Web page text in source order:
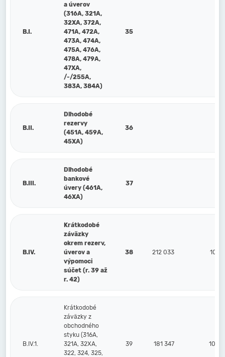
B.I.
a úverov
(316A, 321A,
32XA, 372A,
471A, 472A,
473A, 474A,
475A, 476A,
478A, 479A,
47XA,
/-/255A,
383A, 384A)
35
B.II.
Dlhodobé
rezervy
(451A, 459A,
45XA)
36
B.III.
Dlhodobé
bankové
úvery (461A,
46XA)
37
B.IV.
Krátkodobé
záväzky
okrem rezerv,
úverov a
výpomoci
súčet (r. 39 až
r. 42)
38 212 033 105
B.IV.1.
Krátkodobé
záväzky z
obchodného
styku (316A,
321A, 32XA,
322, 324, 325,
39 181 347 100